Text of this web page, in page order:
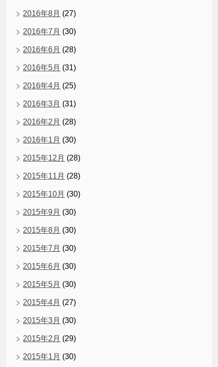
2016年8月 (27)
2016年7月 (30)
2016年6月 (28)
2016年5月 (31)
2016年4月 (25)
2016年3月 (31)
2016年2月 (28)
2016年1月 (30)
2015年12月 (28)
2015年11月 (28)
2015年10月 (30)
2015年9月 (30)
2015年8月 (30)
2015年7月 (30)
2015年6月 (30)
2015年5月 (30)
2015年4月 (27)
2015年3月 (30)
2015年2月 (29)
2015年1月 (30)